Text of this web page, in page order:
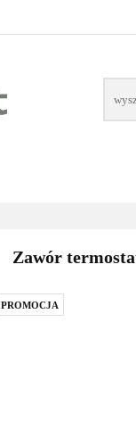
Zawór
PROMOCJA